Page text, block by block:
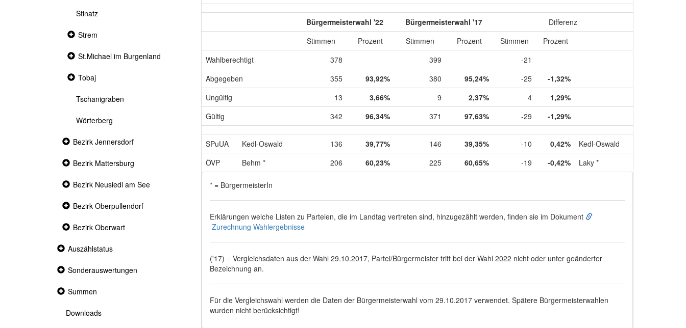
Stinatz
Collapsed
Strem
Collapsed
St.Michael im Burgenland
Collapsed
section
Tobaj
Tschanigraben
Wörterberg
Collapsed
Bezirk Jennersdorf
Collapsed
Bezirk Mattersburg
Collapsed
Bezirk Neusiedl am See
Collapsed
Bezirk Oberpullendorf
Collapsed
Bezirk Oberwart
Collapsed
Auszählstatus
Collapsed
Sonderauswertungen
Collapsed
Summen
Downloads
Bürgermeisterwahl '22 Bürgermeisterwahl '17
Differenz
Stimmen
Prozent Stimmen Prozent Stimmen
Prozent
Wahlberechtigt
378 399
-21
Abgegeben
355 93,92% 380 95,24% -25
-1,32%
Ungültig
13 3,66% 9 2,37% 4
1,29%
Gültig
342 96,34% 371 97,63% -29 -1,29%
SPuUA Kedl-Oswald 136 39,77% 146 39,35% -10 0,42%
Kedl-Oswald
ÖVP
Behm * 206 60,23% 225 60,65% -19 -0,42% Laky *
* = BürgermeisterIn
Erklärungen welche Listen zu Parteien, die im Landtag vertreten sind, hinzugezählt werden, finden sie im Dokument
Zurechnung Wahlergebnisse
('17) = Vergleichsdaten aus der Wahl 29.10.2017, Partei/Bürgermeister tritt bei der Wahl 2022 nicht oder unter geänderter
Bezeichnung an.
Für die Vergleichswahl werden die Daten der Bürgermeisterwahl vom 29.10.2017 verwendet. Spätere Bürgermeisterwahlen
wurden nicht berücksichtigt!